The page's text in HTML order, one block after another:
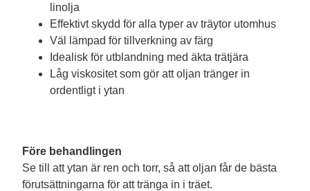
linolja
Effektivt skydd för alla typer av träytor utomhus
Väl lämpad för tillverkning av färg
Idealisk för utblandning med äkta trätjära
Låg viskositet som gör att oljan tränger in
ordentligt i ytan
Före behandlingen
Se till att ytan är ren och torr, så att oljan får de bästa
förutsättningarna för att tränga in i träet.